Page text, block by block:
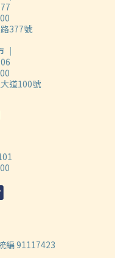
377號
｜
道100號
編 91117423